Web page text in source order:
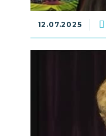
12.07.2025